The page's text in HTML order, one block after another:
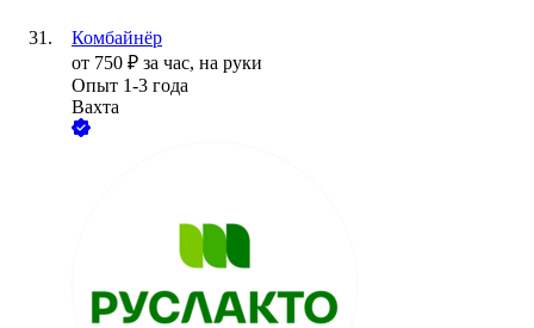
Комбайнёр
от 750 ₽ за час, на руки
Опыт 1-3 года
Вахта